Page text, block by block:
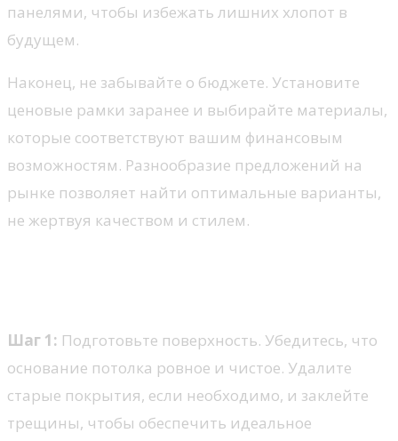
панелями, чтобы избежать лишних хлопот в
будущем.
Наконец, не забывайте о бюджете. Установите
ценовые рамки заранее и выбирайте материалы,
которые соответствуют вашим финансовым
возможностям. Разнообразие предложений на
рынке позволяет найти оптимальные варианты,
не жертвуя качеством и стилем.
Шаг 1: Подготовьте поверхность. Убедитесь, что
основание потолка ровное и чистое. Удалите
старые покрытия, если необходимо, и заклейте
трещины, чтобы обеспечить идеальное